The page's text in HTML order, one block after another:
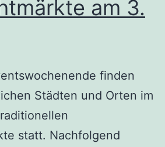
am 3.
finden
Städten und Orten im
statt. Nachfolgend